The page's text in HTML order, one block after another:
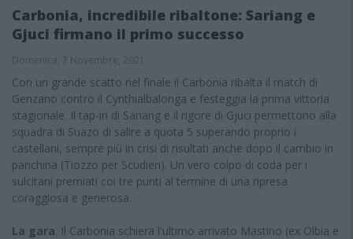
Carbonia, incredibile ribaltone: Sariang e
Gjuci firmano il primo successo
Domenica, 7 Novembre, 2021
Con un grande scatto nel finale il Carbonia ribalta il match di
Genzano contro il Cynthialbalonga e festeggia la prima vittoria
stagionale. Il tap-in di Sariang e il rigore di Gjuci permettono alla
squadra di Suazo di salire a quota 5 superando proprio i
castellani, sempre più in crisi di risultati anche dopo il cambio in
panchina (Tiozzo per Scudieri). Un vero colpo di coda per i
sulcitani premiati coi tre punti al termine di una ripresa
coraggiosa e generosa.
La gara. Il Carbonia schiera l'ultimo arrivato Mastino (ex Olbia e